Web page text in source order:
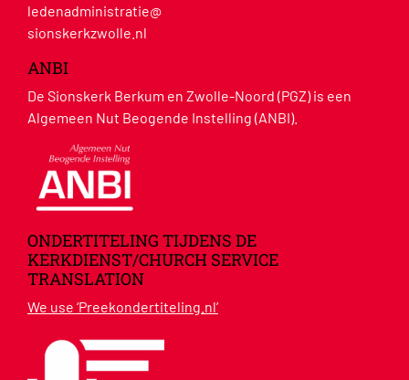
ledenadministratie@
sionskerkzwolle.nl
ANBI
De Sionskerk Berkum en Zwolle-Noord (PGZ) is een
Algemeen Nut Beogende Instelling (ANBI).
ONDERTITELING TIJDENS DE
KERKDIENST/CHURCH SERVICE
TRANSLATION
We use ‘Preekondertiteling.nl’